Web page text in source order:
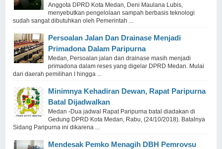
Anggota DPRD Kota Medan, Deni Maulana Lubis,
menyebutkan pengelolaan sampah berbasis teknologi
sudah sangat dibutuhkan oleh Pemerintah ...
Persoalan Jalan Dan Drainase Menjadi
Primadona Dalam Paripurna
Medan, Persoalan jalan dan drainase masih menjadi
primadona dalam reses yang digelar DPRD Medan. Mulai
dari daerah pemilihan I hingga ...
Minimnya Kehadiran Dewan, Rapat Paripurna
Batal Dijadwalkan
Medan -Dua jadwal Rapat Paripurna batal diadakan di
Gedung DPRD Kota Medan, Rabu, (24/10/2018). Batalnya
Sidang Paripurna ini dikarena ...
Mendesak Pemko Menagih DBH Pemrovsu